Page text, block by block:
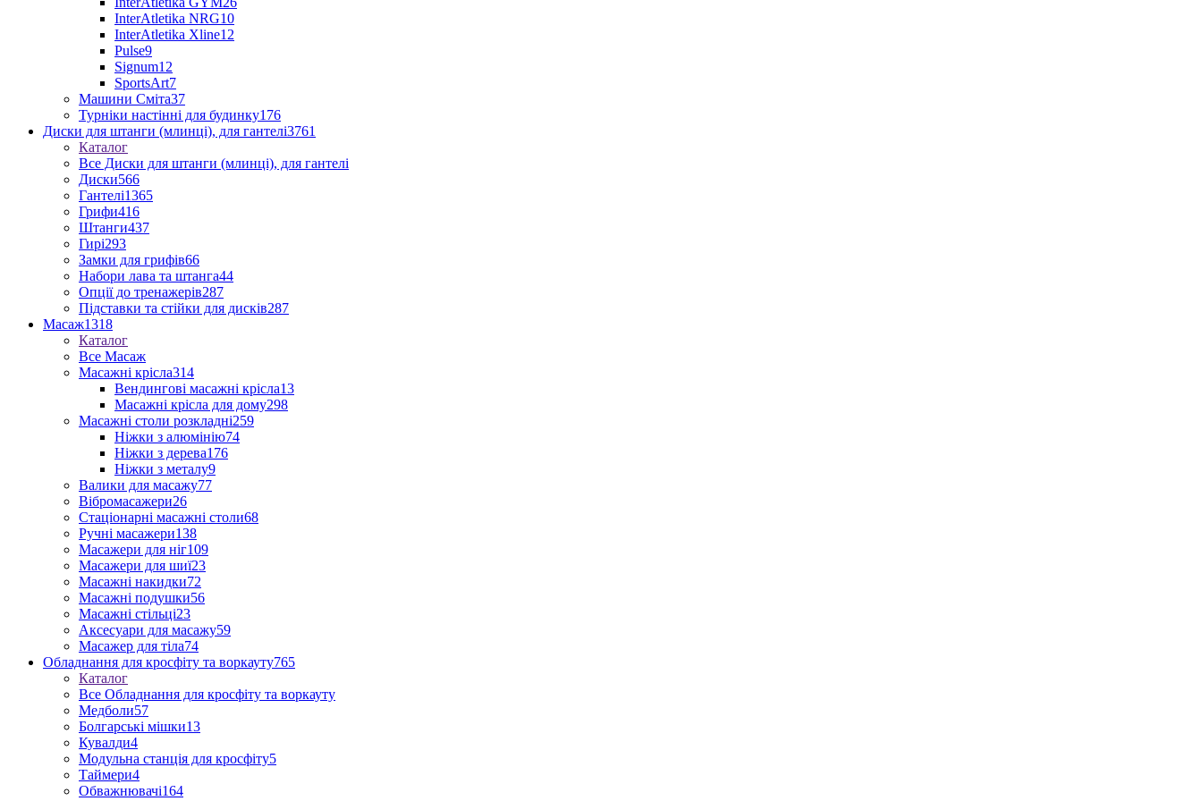
InterAtletika NRG10
InterAtletika Xline12
Pulse9
Signum12
SportsArt7
Машини Сміта37
Турніки настінні для будинку176
Диски для штанги (млинці), для гантелі3761
Каталог
Все Диски для штанги (млинці), для гантелі
Диски566
Гантелі1365
Грифи416
Штанги437
Гирі293
Замки для грифів66
Набори лава та штанга44
Опції до тренажерів287
Підставки та стійки для дисків287
Масаж1318
Каталог
Все Масаж
Масажні крісла314
Вендингові масажні крісла13
Масажні крісла для дому298
Масажні столи розкладні259
Ніжки з алюмінію74
Ніжки з дерева176
Ніжки з металу9
Валики для масажу77
Вібромасажери26
Стаціонарні масажні столи68
Ручні масажери138
Масажери для ніг109
Масажери для шиї23
Масажні накидки72
Масажні подушки56
Масажні стільці23
Аксесуари для масажу59
Масажер для тіла74
Обладнання для кросфіту та воркауту765
Каталог
Все Обладнання для кросфіту та воркауту
Медболи57
Болгарські мішки13
Кувалди4
Модульна станція для кросфіту5
Таймери4
Обважнювачі164